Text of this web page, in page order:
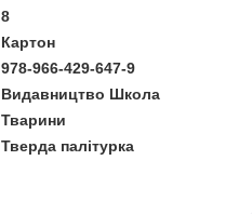
8
Картон
978-966-429-647-9
Видавництво Школа
Тварини
Тверда палітурка